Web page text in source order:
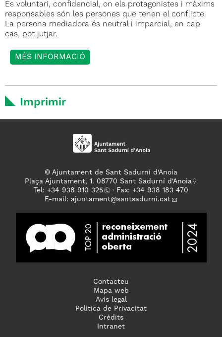
És voluntari, confidencial, on els protagonistes i màxims
responsables són les persones que tenen el conflicte.
La persona mediadora és neutral i imparcial, en cap
cas, pot jutjar.
MÉS INFORMACIÓ
Imprimir
© Ajuntament de Sant Sadurní d'Anoia
Plaça Ajuntament, 1. 08770 Sant Sadurní d'Anoia
Tel: +34 938 910 325
· Fax: +34 938 183 470
E-mail: ajuntament@santsadurni.cat
Contacteu
Mapa web
Avís legal
Politica de Privacitat
Crèdits
Intranet